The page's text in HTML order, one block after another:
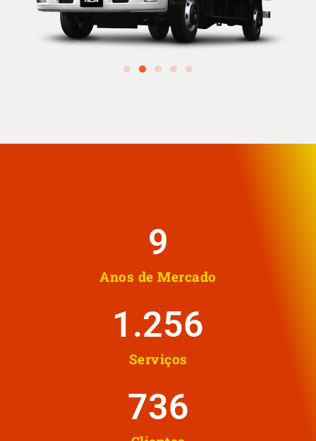
Anos de Mercado
10
Serviços
1.258
737